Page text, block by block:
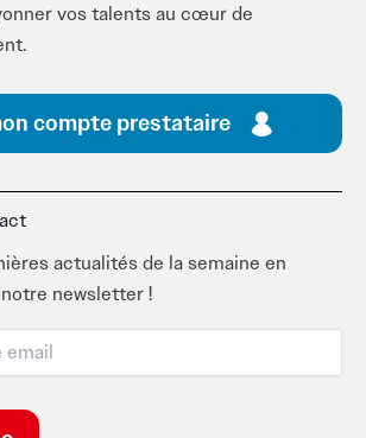
vos talents au cœur de
compte prestataire
actualités de la semaine en
newsletter !